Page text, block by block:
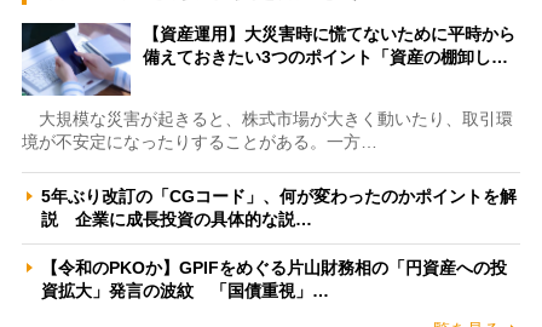
【資産運用】大災害時に慌てないために平時から
備えておきたい3つのポイント「資産の棚卸し…
大規模な災害が起きると、株式市場が大きく動いたり、取引環
境が不安定になったりすることがある。一方…
5年ぶり改訂の「CGコード」、何が変わったのかポイントを解
説 企業に成長投資の具体的な説…
【令和のPKOか】GPIFをめぐる片山財務相の「円資産への投
資拡大」発言の波紋 「国債重視」…